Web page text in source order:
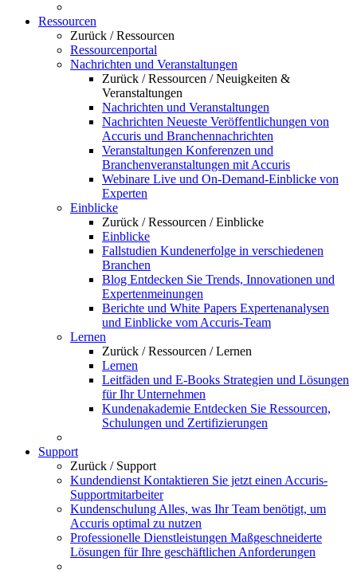
Ressourcen
Zurück /Ressourcen
Ressourcenportal
Nachrichten und Veranstaltungen
Zurück /Ressourcen /Neuigkeiten &
Veranstaltungen
Nachrichten und Veranstaltungen
Nachrichten Neueste Veröffentlichungen von
Accuris und Branchennachrichten
Veranstaltungen Konferenzen und
Branchenveranstaltungen mit Accuris
Webinare Live und On-Demand-Einblicke von
Experten
Einblicke
Zurück /Ressourcen /Einblicke
Einblicke
Fallstudien Kundenerfolge in verschiedenen
Branchen
Blog Entdecken Sie Trends, Innovationen und
Expertenmeinungen
Berichte und White Papers Expertenanalysen
und Einblicke vom Accuris-Team
Lernen
Zurück /Ressourcen /Lernen
Lernen
Leitfäden und E-Books Strategien und Lösungen
für Ihr Unternehmen
Kundenakademie Entdecken Sie Ressourcen,
Schulungen und Zertifizierungen
Support
Zurück / Support
Kundendienst Kontaktieren Sie jetzt einen Accuris-
Supportmitarbeiter
Kundenschulung Alles, was Ihr Team benötigt, um
Accuris optimal zu nutzen
Professionelle Dienstleistungen Maßgeschneiderte
Lösungen für Ihre geschäftlichen Anforderungen